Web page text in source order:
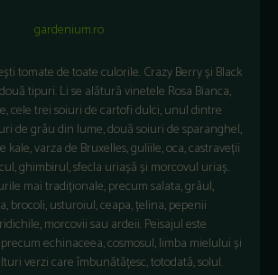
tomate de toate culorile. Crazy Berry și Black
tipuri. Li se alătură vinetele Rosa Bianca,
cele trei soiuri de cartofi dulci, unul dintre
de grâu din lume, două soiuri de sparanghel,
varza de Bruxelles, guliile, oca, castraveții
ghimbirul, sfecla uriașă și morcovul uriaș.
mai tradiționale, precum salata, grâul,
brocoli, usturoiul, ceapa, țelina, pepenii
morcovii sau ardeii. Peisajul este
echinaceea, cosmosul, limba mielului și
verzi care îmbunătățesc, totodată, solul.